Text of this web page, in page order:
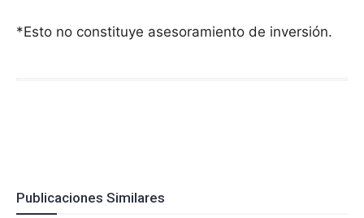
*Esto no constituye asesoramiento de inversión.
Publicaciones Similares